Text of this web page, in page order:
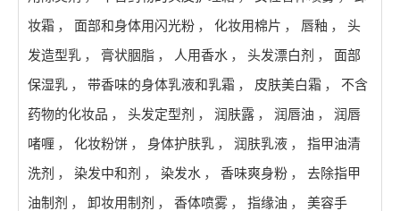
妆霜 ， 面部和身体用闪光粉 ， 化妆用棉片 ， 唇釉 ，
头
发造型乳 ， 膏状胭脂 ， 人用香水 ， 头发漂白剂 ，
面部
保湿乳 ， 带香味的身体乳液和乳霜 ， 皮肤美白霜 ，
不含
药物的化妆品 ， 头发定型剂 ， 润肤露 ， 润唇油 ，
润唇
啫喱 ， 化妆粉饼 ， 身体护肤乳 ， 润肤乳液 ，
指甲油清
洗剂 ， 染发中和剂 ， 染发水 ， 香味爽身粉 ，
去除指甲
油制剂 ， 卸妆用制剂 ， 香体喷雾 ， 指缘油 ，
美容手